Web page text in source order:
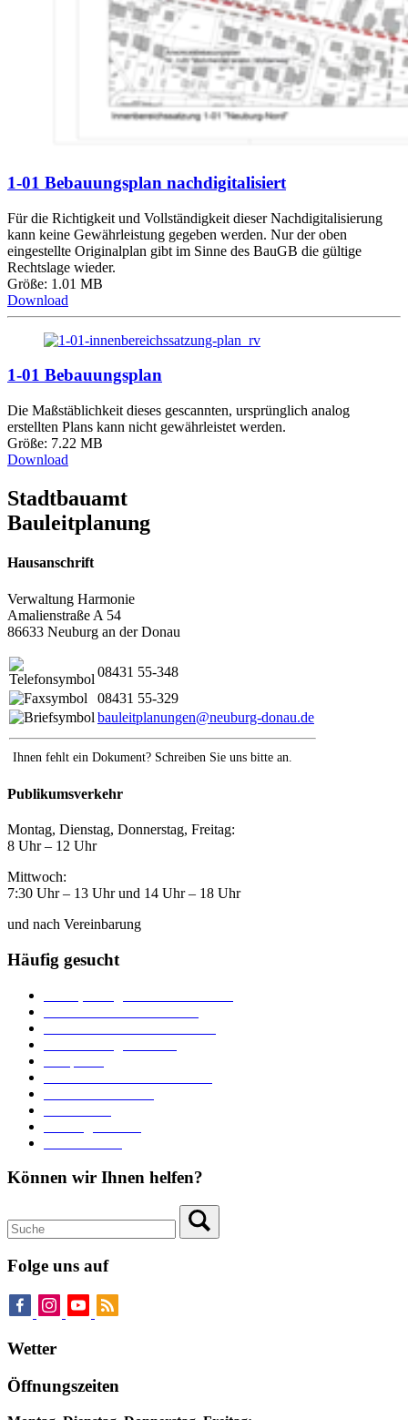
1-01 Bebauungsplan nachdigitalisiert
Für die Richtigkeit und Vollständigkeit dieser Nachdigitalisierung
kann keine Gewährleistung gegeben werden. Nur der oben
eingestellte Originalplan gibt im Sinne des BauGB die gültige
Rechtslage wieder.
Größe: 1.01 MB
Download
1-01 Bebauungsplan
Die Maßstäblichkeit dieses gescannten, ursprünglich analog
erstellten Plans kann nicht gewährleistet werden.
Größe: 7.22 MB
Download
Stadtbauamt
Bauleitplanung
Hausanschrift
Verwaltung Harmonie
Amalienstraße A 54
86633 Neuburg an der Donau
08431 55-348
08431 55-329
bauleitplanungen@neuburg-donau.de
Ihnen fehlt ein Dokument? Schreiben Sie uns bitte an.
Publikumsverkehr
Montag, Dienstag, Donnerstag, Freitag:
8 Uhr – 12 Uhr
Mittwoch:
7:30 Uhr – 13 Uhr und 14 Uhr – 18 Uhr
und nach Vereinbarung
Häufig gesucht
Können wir Ihnen helfen?
Folge uns auf
Wetter
Öffnungszeiten